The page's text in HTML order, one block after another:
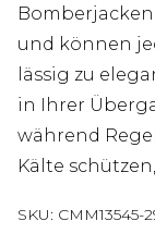
und können
lässig zu
in Ihrer
während
Kälte
SKU: CMM13545-